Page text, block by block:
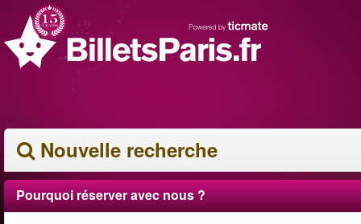
Nouvelle recherche
Pourquoi réserver avec nous ?